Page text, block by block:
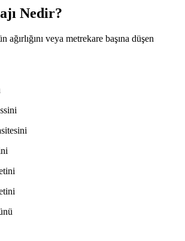
Nedir?
ağırlığını veya metrekare başına düşen